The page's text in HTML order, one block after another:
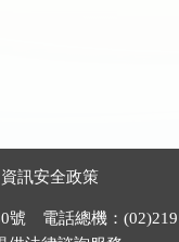
資訊安全政策
號 電話總機：